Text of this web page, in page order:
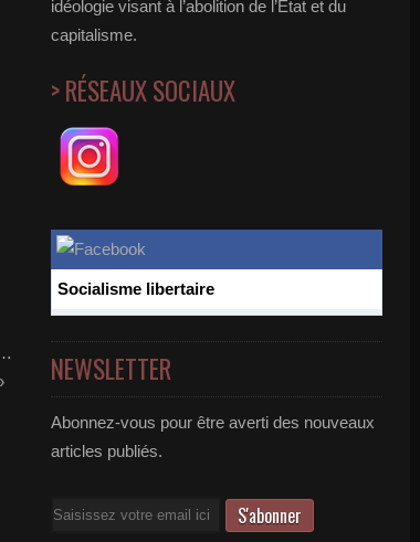
idéologie visant à l’abolition de l’État et du
capitalisme.
> RÉSEAUX SOCIAUX
Socialisme libertaire
NEWSLETTER
Abonnez-vous pour être averti des nouveaux
articles publiés.
Email